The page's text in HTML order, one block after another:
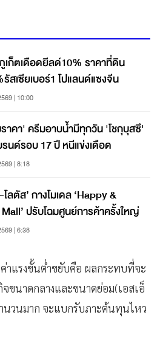
เก็ตเดือดยีลด์10% ราคาที่ดิน
สเซียเบอร์1 โปแลนด์แซงจีน
| 10:00
า' ครีมอาบน้ำมีทุกวัน 'โชกุบุสซึ'
นด์รอบ 17 ปี หนีแข่งเดือด
| 8:18
เดล ‘Happy &
ปรับโฉมศูนย์การค้าครั้งใหญ่
| 6:38
าแรงขั้นต่ำขยับคือ ผลกระทบที่จะ
ขนาดกลางและขนาดย่อม(เอสเอ็
นวนมาก จะแบกรับภาะต้นทุนไหว